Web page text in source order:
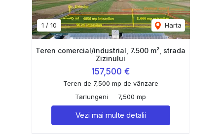
1 / 10 Harta
Teren comercial/industrial, 7.500 m², strada
Zizinului
157,500 €
Teren de 7,500 mp de vânzare
Tarlungeni
7,500 mp
Vezi mai multe detalii